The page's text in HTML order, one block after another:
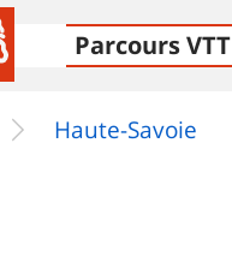
Parcours VTT
Haute-Savoie